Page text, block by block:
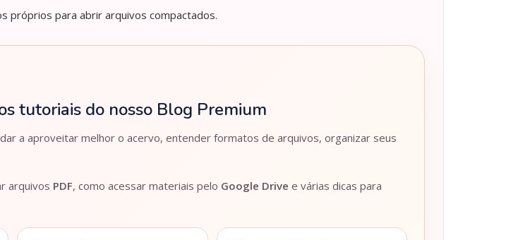
próprios para abrir arquivos compactados.
tutoriais do nosso Blog Premium
a aproveitar melhor o acervo, entender formatos de arquivos, organizar seus
arquivos PDF, como acessar materiais pelo Google Drive e várias dicas para